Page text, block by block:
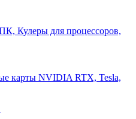
Кулеры для процессоров,
карты NVIDIA RTX, Tesla,